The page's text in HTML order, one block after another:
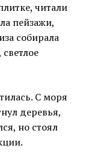
читали
пейзажи,
собирала
С моря
деревья,
но стоял